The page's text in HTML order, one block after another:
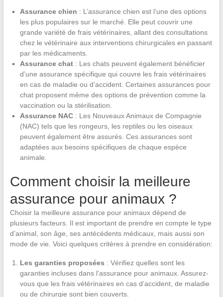
Assurance chien : L’assurance chien est l’une des options
les plus populaires sur le marché. Elle peut couvrir une
grande variété de frais vétérinaires, allant des consultations
chez le vétérinaire aux interventions chirurgicales en passant
par les médicaments.
Assurance chat : Les chats peuvent également bénéficier
d’une assurance spécifique qui couvre les frais vétérinaires
en cas de maladie ou d’accident. Certaines assurances pour
chat proposent même des options de prévention comme la
vaccination ou la stérilisation.
Assurance NAC : Les Nouveaux Animaux de Compagnie
(NAC) tels que les rongeurs, les reptiles ou les oiseaux
peuvent également être assurés. Ces assurances sont
adaptées aux besoins spécifiques de chaque espèce
animale.
Comment choisir la meilleure
assurance pour animaux ?
Choisir la meilleure assurance pour animaux dépend de
plusieurs facteurs. Il est important de prendre en compte le type
d’animal, son âge, ses antécédents médicaux, mais aussi son
mode de vie. Voici quelques critères à prendre en considération:
Les garanties proposées : Vérifiez quelles sont les
garanties incluses dans l’assurance pour animaux. Assurez-
vous que les frais vétérinaires en cas d’accident, de maladie
ou de chirurgie sont bien couverts.